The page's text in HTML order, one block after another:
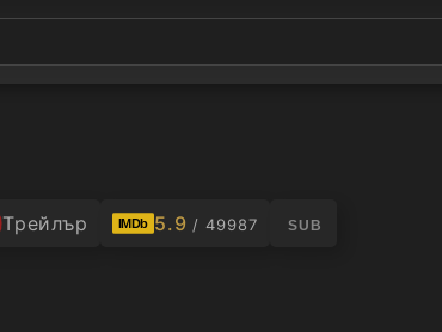
Трейлър IMDb 5.9 / 49987 SUB